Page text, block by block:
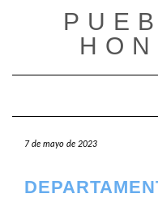
7 de mayo de 2023